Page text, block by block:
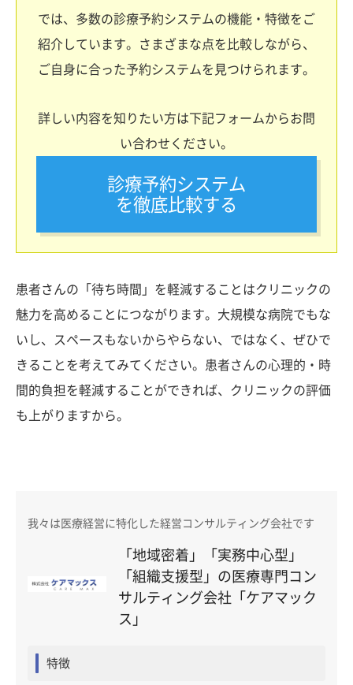
では、多数の診療予約システムの機能・特徴をご
紹介しています。さまざまな点を比較しながら、
ご自身に合った予約システムを見つけられます。
詳しい内容を知りたい方は下記フォームからお問
い合わせください。
診療予約システム
を徹底比較する
患者さんの「待ち時間」を軽減することはクリニックの
魅力を高めることにつながります。大規模な病院でもな
いし、スペースもないからやらない、ではなく、ぜひで
きることを考えてみてください。患者さんの心理的・時
間的負担を軽減することができれば、クリニックの評価
も上がりますから。
我々は医療経営に特化した経営コンサルティング会社です
「地域密着」「実務中心型」
「組織支援型」の医療専門コン
サルティング会社「ケアマック
ス」
特徴